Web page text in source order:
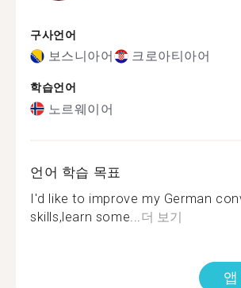
구사언어
보스니아어 크로아티아어
학습언어
노르웨이어
언어 학습 목표
I'd like to improve my German
skills,learn some... 더 보기